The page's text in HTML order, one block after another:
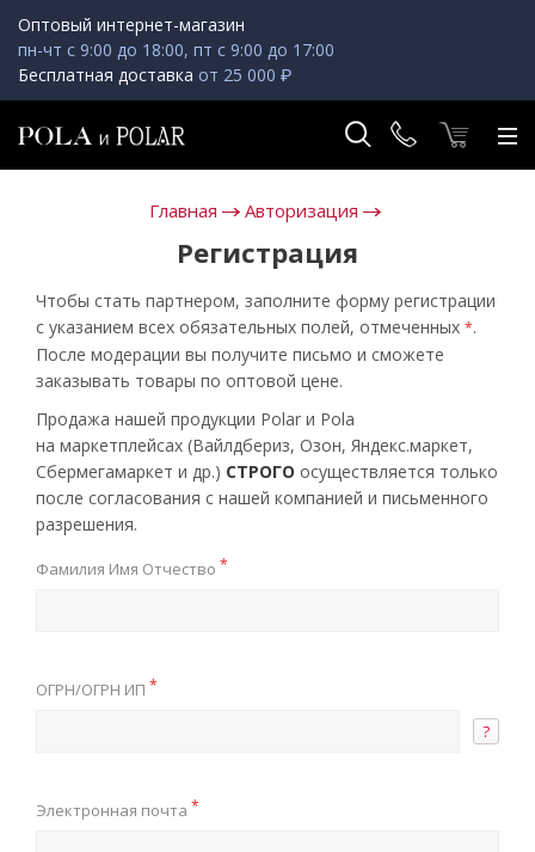
Оптовый интернет-магазин
пн-чт с 9:00 до 18:00, пт с 9:00 до 17:00
Бесплатная доставка от 25 000 ₽
Главная Авторизация
Регистрация
Чтобы стать партнером, заполните форму регистрации
с указанием всех обязательных полей, отмеченных *.
После модерации вы получите письмо и сможете
заказывать товары по оптовой цене.
Продажа нашей продукции Polar и Pola
на маркетплейсах (Вайлдбериз, Озон, Яндекс.маркет,
Сбермегамаркет и др.) СТРОГО осуществляется только
после согласования с нашей компанией и письменного
разрешения.
Фамилия Имя Отчество *
ОГРН/ОГРН ИП *
?
Электронная почта *